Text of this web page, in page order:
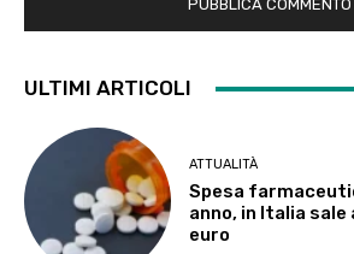
ULTIMI ARTICOLI
ATTUALITÀ
Spesa
anno, in Italia
euro